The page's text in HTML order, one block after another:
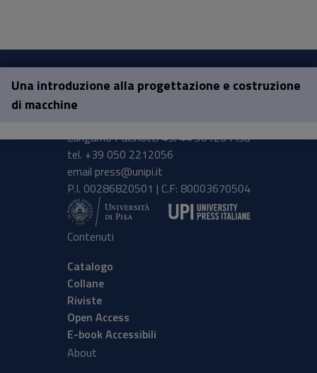
Una introduzione alla progettazione e costruzione
di macchinePisa University Press
Lungarno Pacinotti 43/44 56126 Pisa
tel. +39 050 2212056
email press@unipi.it
P.I. 00286820501 | C.F: 80003670504
Contenuti
Catalogo
Collane
Riviste
Open Access
E-book Accessibili
About